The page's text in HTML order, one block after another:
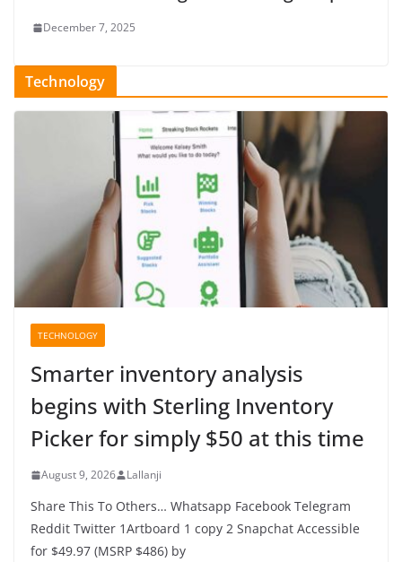
December 7, 2025
Technology
TECHNOLOGY
Smarter inventory analysis
begins with Sterling Inventory
Picker for simply $50 at this time
August 9, 2026 Lallanji
Share This To Others… Whatsapp Facebook Telegram
Reddit Twitter 1Artboard 1 copy 2 Snapchat Accessible
for $49.97 (MSRP $486) by